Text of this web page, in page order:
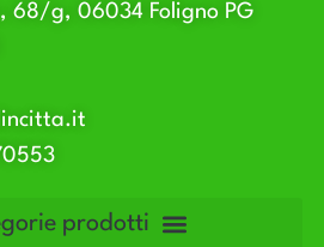
68/g, 06034 Foligno PG